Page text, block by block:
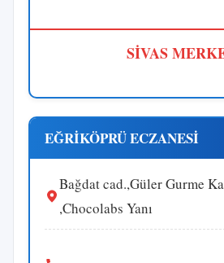
SİVAS
EĞRİKÖPRÜ ECZANESİ
Bağdat cad.,Güler Gurme
,Chocolabs Yanı